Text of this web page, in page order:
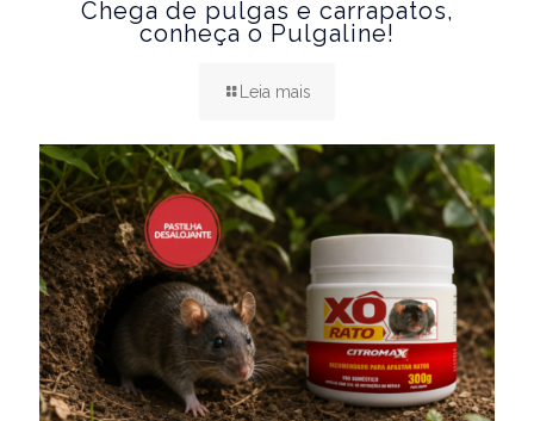
Chega de pulgas e carrapatos,
conheça o Pulgaline!
Leia mais